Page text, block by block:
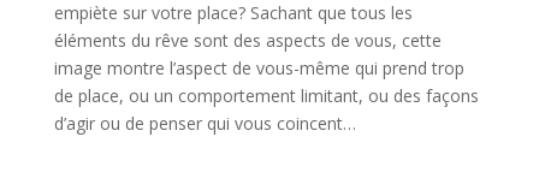
empiète sur votre place? Sachant que tous les
éléments du rêve sont des aspects de vous, cette
image montre l’aspect de vous-même qui prend trop
de place, ou un comportement limitant, ou des façons
d’agir ou de penser qui vous coincent…